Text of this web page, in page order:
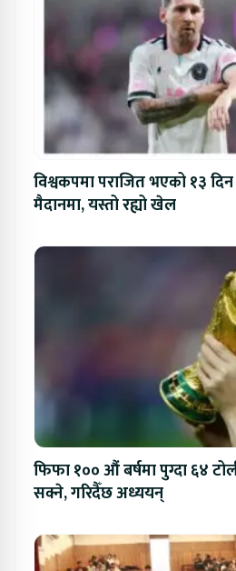
विश्वकपमा पराजित भएको १३
मैदानमा, यस्तो रह्यो खेल
फिफा १०० औं बर्षमा पुग्दा ६४
सक्ने, गरिदैँछ अध्ययन्